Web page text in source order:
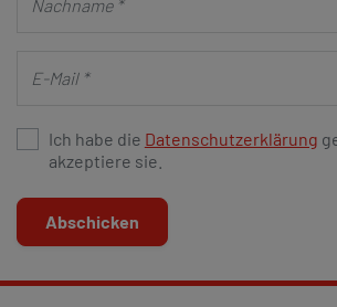
Ich habe die Datenschutzerklärung
akzeptiere sie.
Abschicken